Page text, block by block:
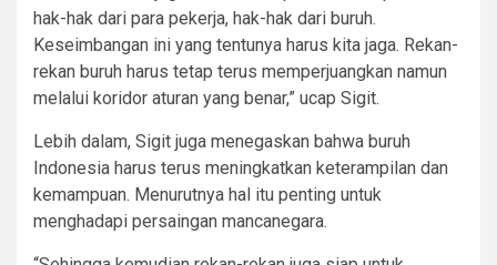
hak-hak dari para pekerja, hak-hak dari buruh.
Keseimbangan ini yang tentunya harus kita jaga. Rekan-
rekan buruh harus tetap terus memperjuangkan namun
melalui koridor aturan yang benar,” ucap Sigit.
Lebih dalam, Sigit juga menegaskan bahwa buruh
Indonesia harus terus meningkatkan keterampilan dan
kemampuan. Menurutnya hal itu penting untuk
menghadapi persaingan mancanegara.